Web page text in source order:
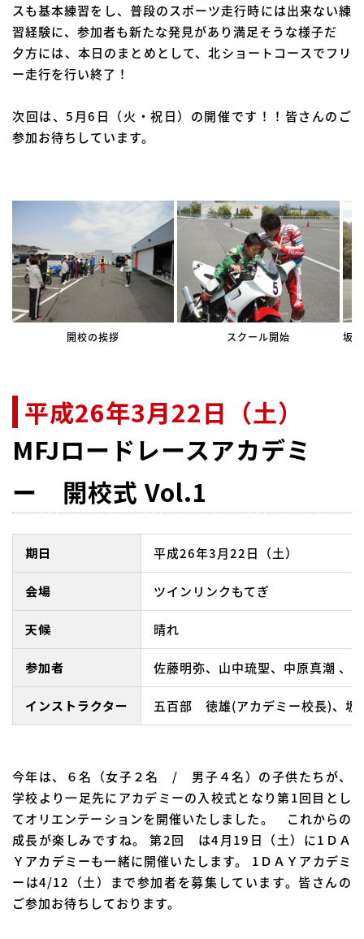
スも基本練習をし、普段のスポーツ走行時には出来ない練
習経験に、参加者も新たな発見があり満足そうな様子だ
夕方には、本日のまとめとして、北ショートコースでフリ
ー走行を行い終了！
次回は、5月6日（火・祝日）の開催です！！皆さんのご
参加お待ちしています。
開校の挨拶 スクール開始 坂
MFJロードレースアカデミ
ー 開校式 Vol.1
平成26年3月22日（土）
期日 平成26年3月22日（土）
会場 ツインリンクもてぎ
天候 晴れ
参加者 佐藤明弥、山中琉聖、中原真潮 、
インストラクター 五百部 徳雄(アカデミー校長)、
今年は、６名（女子２名 / 男子４名）の子供たちが、
学校より一足先にアカデミーの入校式となり第1回目とし
てオリエンテーションを開催いたしました。 これからの
成長が楽しみですね。 第2回 は4月19日（土）に1ＤＡ
Ｙアカデミーも一緒に開催いたします。 1ＤＡＹアカデミ
ーは4/12（土）まで参加者を募集しています。皆さんの
ご参加お待ちしております。